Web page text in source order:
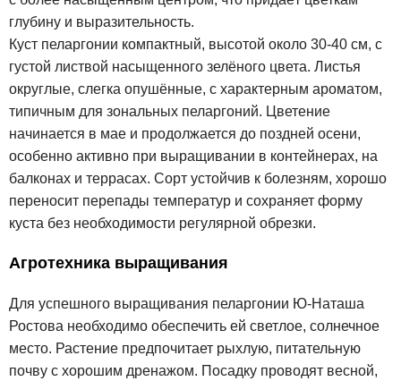
глубину и выразительность.
Куст пеларгонии компактный, высотой около 30-40 см, с
густой листвой насыщенного зелёного цвета. Листья
округлые, слегка опушённые, с характерным ароматом,
типичным для зональных пеларгоний. Цветение
начинается в мае и продолжается до поздней осени,
особенно активно при выращивании в контейнерах, на
балконах и террасах. Сорт устойчив к болезням, хорошо
переносит перепады температур и сохраняет форму
куста без необходимости регулярной обрезки.
Агротехника выращивания
Для успешного выращивания пеларгонии Ю-Наташа
Ростова необходимо обеспечить ей светлое, солнечное
место. Растение предпочитает рыхлую, питательную
почву с хорошим дренажом. Посадку проводят весной,